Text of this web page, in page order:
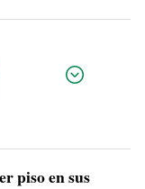
piso en sus